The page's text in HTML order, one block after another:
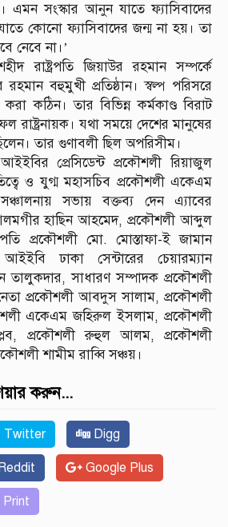
এমন সংস্কার আনুন যাতে ফ্যাসিবাদের
কোনো ফ্যাসিবাদের জন্ম না হয়। তা
নেবে না।’
রাষ্ট্রপতি জিয়াউর রহমান সম্পর্কে
বহুমুখী প্রতিষ্ঠান। স্বল্প পরিসরে
কঠিন। তার বিভিন্ন কর্মকাণ্ড বিরাট
রাষ্ট্রনায়ক। যথা সময়ে দেশের মানুষের
তার গুণাবলী ছিল অপরিসীম।
প্রেসিডেন্ট প্রকৌশলী রিয়াজুল
ও যুগ্ম মহাসচিব প্রকৌশলী একেএম
সভায় বক্তব্য দেন এ্যাবের
হাছিন আহমেদ, প্রকৌশলী আব্দুল
প্রকৌশলী মো. মোস্তাফা-ই জামান
ঢাকা সেন্টারের চেয়ারম্যান
তালুকদার, সাধারণ সম্পাদক প্রকৌশলী
প্রকৌশলী আবদুস সালাম, প্রকৌশলী
একেএম জহিরুল ইসলাম, প্রকৌশলী
প্রকৌশলী রুহুল আলম, প্রকৌশলী
শামীম রাব্বি সঞ্চয়।
করুন...
Twitter Digg
Google Plus
Print